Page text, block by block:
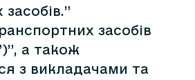
засобів
а також
з викладачами та